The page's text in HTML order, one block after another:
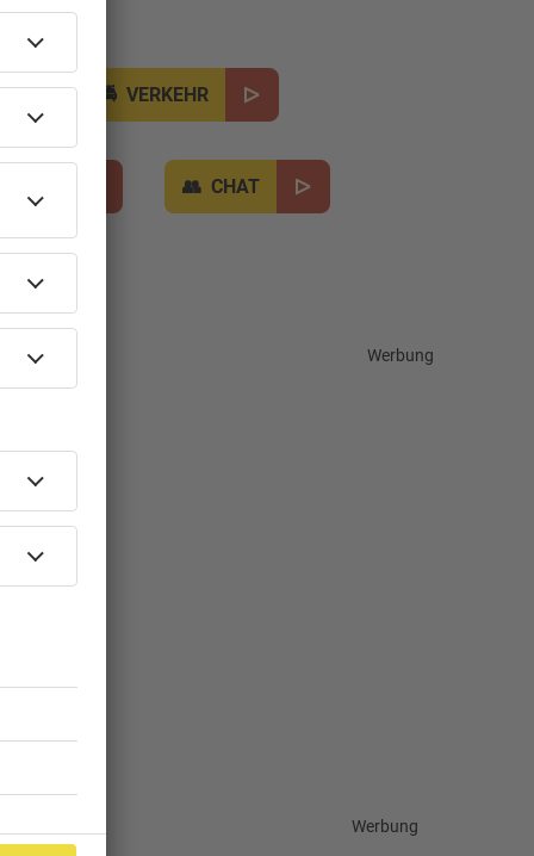
VERKEHR
CHAT
Werbung
Werbung